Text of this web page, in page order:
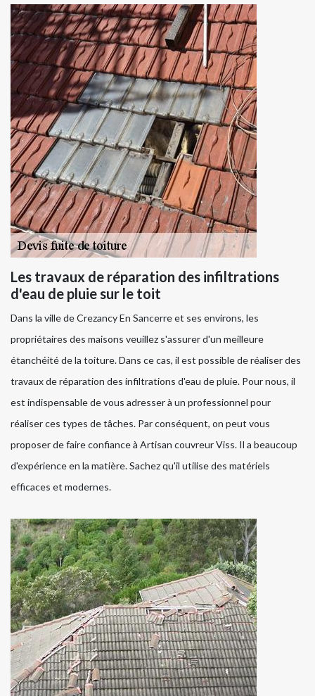
Les travaux de réparation des infiltrations
d'eau de pluie sur le toit
Dans la ville de Crezancy En Sancerre et ses environs, les
propriétaires des maisons veuillez s'assurer d'un meilleure
étanchéité de la toiture. Dans ce cas, il est possible de réaliser des
travaux de réparation des infiltrations d'eau de pluie. Pour nous, il
est indispensable de vous adresser à un professionnel pour
réaliser ces types de tâches. Par conséquent, on peut vous
proposer de faire confiance à Artisan couvreur Viss. Il a beaucoup
d'expérience en la matière. Sachez qu'il utilise des matériels
efficaces et modernes.